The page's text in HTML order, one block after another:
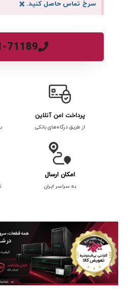
سرخ تماس حاصل کنید.×
71189
پرداخت امن آنلاین
از طریق درگاه‌های بانکی
امکان ارسال
به سراسر ایران